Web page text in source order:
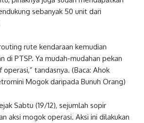
sebanyak 50 unit dari
rute kendaraan kemudian
di PTSP. Ya mudah-mudahan pekan
tandasnya. (Baca: Ahok
Mogok daripada Bunuh Orang)
Sabtu (19/12), sejumlah sopir
aksi mogok operasi. Aksi ini dilakukan